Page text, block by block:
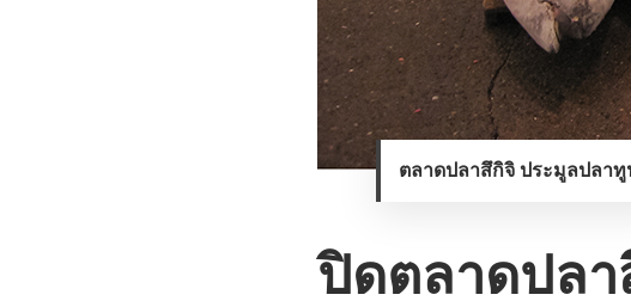
ตลาดปลาสึกิจิ ประมูลปลาทู
ปิดตลาดปลา